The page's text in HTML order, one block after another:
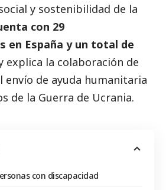
y sostenibilidad de la
con 29
en España y un total de
explica la colaboración de
envío de ayuda humanitaria
de la Guerra de Ucrania.
con discapacidad